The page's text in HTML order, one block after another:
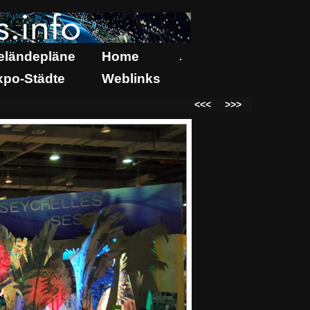
Home .
Städte Weblinks
<<< >>>